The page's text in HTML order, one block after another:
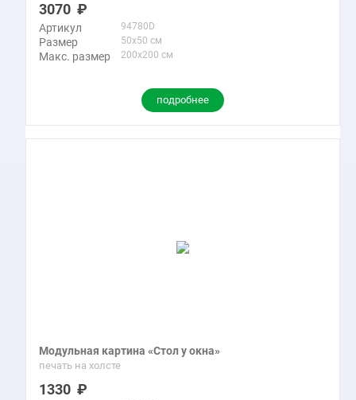
3070
Артикул 94780D
Размер 50x50 см
Макс. размер 200x200 см
подробнее
Модульная картина «Стол у окна»
печать на холсте
1330